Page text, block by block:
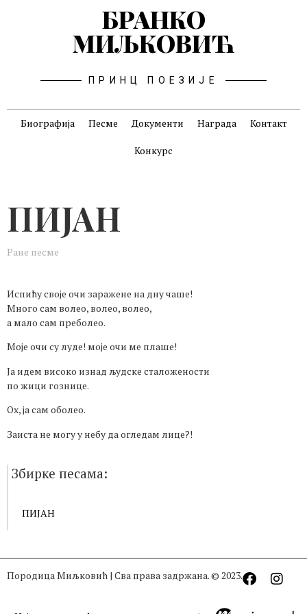
БРАНКО
МИЉКОВИЋ
ПРИНЦ ПОЕЗИЈЕ
Биографија Песме Документи Награда Контакт
Конкурс
ПИЈАН
Ране песме
Испићу своје очи заражене на дну чаше!
Много сам волео, волео, волео,
а мало сам преболео.
Моје очи су луде! моје очи ме плаше!
Ја идем високо изнад људске сталожености
по жици гознице.
Ох, ја сам оболео.
Заиста не могу у небу да огледам лице?!
Збирке песама:
ПИЈАН
Породица Миљковић | Сва права задржана. © 2023.